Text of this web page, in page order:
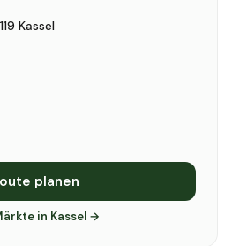
Kassel
planen
in Kassel →